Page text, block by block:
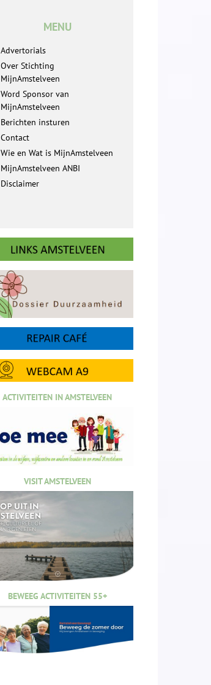
MENU
Advertorials
Over Stichting
MijnAmstelveen
Word Sponsor van
MijnAmstelveen
Berichten insturen
Contact
Wie en Wat is MijnAmstelveen
MijnAmstelveen ANBI
Disclaimer
ACTIVITEITEN IN AMSTELVEEN
VISIT AMSTELVEEN
BEWEEG ACTIVITEITEN 55+